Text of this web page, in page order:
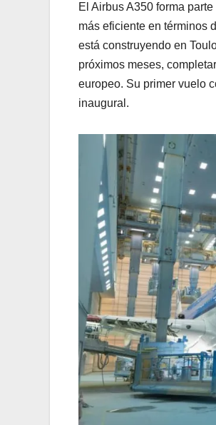
El Airbus A350 forma
más eficiente en términos
está construyendo en
próximos meses,
europeo. Su primer vuelo
inaugural.